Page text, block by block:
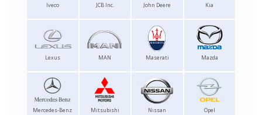
Iveco JCB Inc. John Deere Kia
Lexus MAN Maserati Mazda
Mercedes-Benz Mitsubishi Nissan Opel